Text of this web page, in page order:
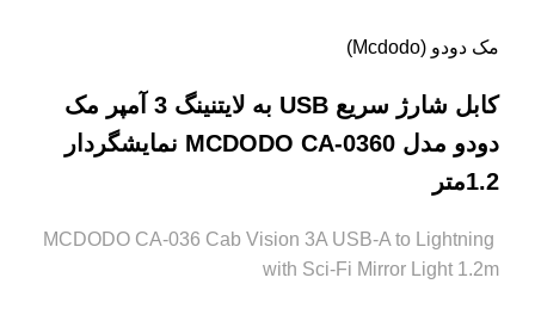
مک دودو (Mcdodo)
کابل شارژ سریع USB به لایتنینگ 3 آمپر مک
دودو مدل MCDODO CA-0360 نمایشگردار
1.2متر
MCDODO CA-036 Cab Vision 3A USB-A to Lightning
with Sci-Fi Mirror Light 1.2m